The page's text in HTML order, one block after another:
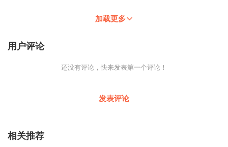
加载更多
用户评论
还没有评论，快来发表第一个评论！
发表评论
相关推荐